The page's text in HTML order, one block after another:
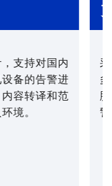
支持对国内
备的告警进
容转译和范
境。